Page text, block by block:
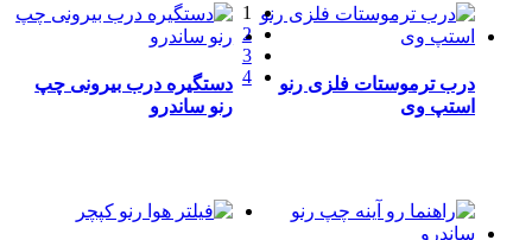
درب ترموستات فلزی رنو
استپ وی
دستگیره درب بیرونی چپ
رنو ساندرو
1
2
3
4